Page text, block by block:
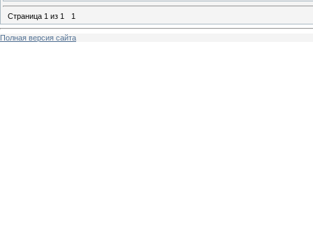
Страница 1 из 1 1
Полная версия сайта